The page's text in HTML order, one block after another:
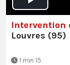
Intervention
Louvres (95)
1 min 15